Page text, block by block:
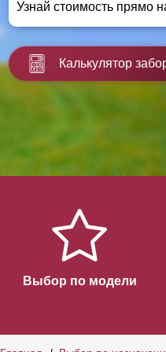
Заборы для дачи
Заборы и
Забор на участок 10
Узнай стоимость прямо
Калькулятор
Выбор по модели